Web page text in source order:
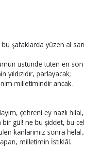
şafaklarda yüzen al
üstünde tüten en son
parlayacak;
milletimindir ancak.
çehreni ey nazlı hilal,
bir gül! ne bu şiddet, bu
kanlarımız sonra helal...
tapan, milletimin İstiklâl.